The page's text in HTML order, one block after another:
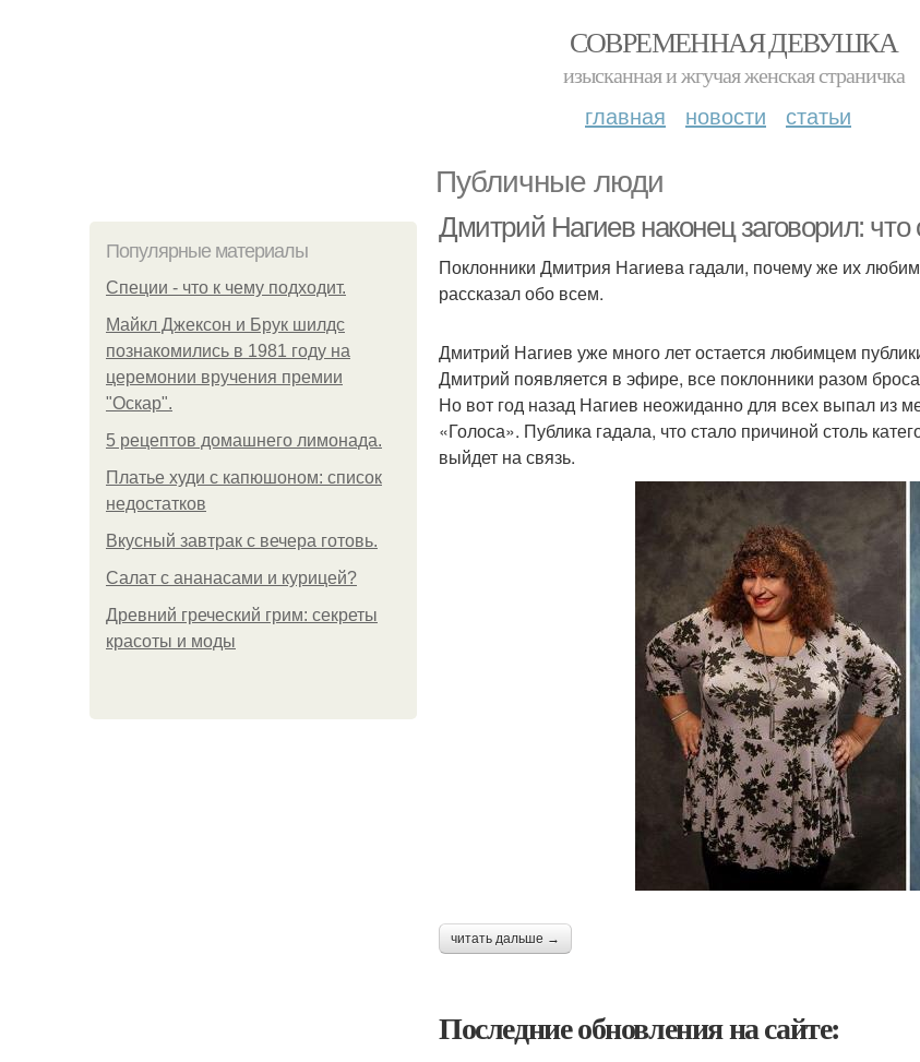
СОВРЕМЕННАЯ ДЕВУШКА
изысканная и жгучая женская страничка
главная новости статьи
Публичные люди
Популярные материалы
Специи - что к чему подходит.
Майкл Джексон и Брук шилдс
познакомились в 1981 году на
церемонии вручения премии
"Оскар".
5 рецептов домашнего лимонада.
Платье худи с капюшоном: список
недостатков
Вкусный завтрак с вечера готовь.
Салат с ананасами и курицей?
Древний греческий грим: секреты
красоты и моды
Дмитрий Нагиев наконец заговорил:
Поклонники Дмитрия Нагиева гадали, почему же их
рассказал обо всем.
Дмитрий Нагиев уже много лет остается любимцем
Дмитрий появляется в эфире, все поклонники разом
Но вот год назад Нагиев неожиданно для всех выпал из
«Голоса». Публика гадала, что стало причиной столь
выйдет на связь.
читать дальше →
Последние обновления на сайте: